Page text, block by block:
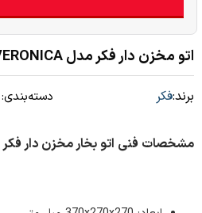
اتو مخزن دار فکر مدل VERONICA
برند:فکر دسته‌بندی:
مشخصات فنی اتو بخار مخزن دار فکر VERONICA